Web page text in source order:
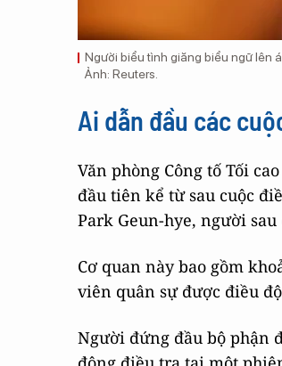
Người biểu tình giăng biểu ngữ lên
Ảnh: Reuters.
Ai dẫn đầu các
Văn phòng Công tố Tối
đầu tiên kể từ sau cuộc
Park Geun-hye, người
Cơ quan này bao gồm
viên quân sự được điều
Người đứng đầu bộ phận